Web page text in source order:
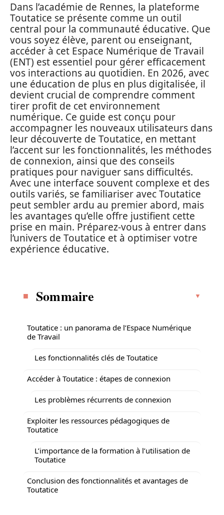
Dans l’académie de Rennes, la plateforme
Toutatice se présente comme un outil
central pour la communauté éducative. Que
vous soyez élève, parent ou enseignant,
accéder à cet Espace Numérique de Travail
(ENT) est essentiel pour gérer efficacement
vos interactions au quotidien. En 2026, avec
une éducation de plus en plus digitalisée, il
devient crucial de comprendre comment
tirer profit de cet environnement
numérique. Ce guide est conçu pour
accompagner les nouveaux utilisateurs dans
leur découverte de Toutatice, en mettant
l’accent sur les fonctionnalités, les méthodes
de connexion, ainsi que des conseils
pratiques pour naviguer sans difficultés.
Avec une interface souvent complexe et des
outils variés, se familiariser avec Toutatice
peut sembler ardu au premier abord, mais
les avantages qu’elle offre justifient cette
prise en main. Préparez-vous à entrer dans
l’univers de Toutatice et à optimiser votre
expérience éducative.
Sommaire
Toutatice : un panorama de l’Espace Numérique
de Travail
Les fonctionnalités clés de Toutatice
Accéder à Toutatice : étapes de connexion
Les problèmes récurrents de connexion
Exploiter les ressources pédagogiques de
Toutatice
L’importance de la formation à l’utilisation de
Toutatice
Conclusion des fonctionnalités et avantages de
Toutatice